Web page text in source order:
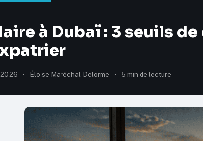
à Dubaï : 3 seuils
· Éloïse Maréchal-Delorme · 5 min de lecture